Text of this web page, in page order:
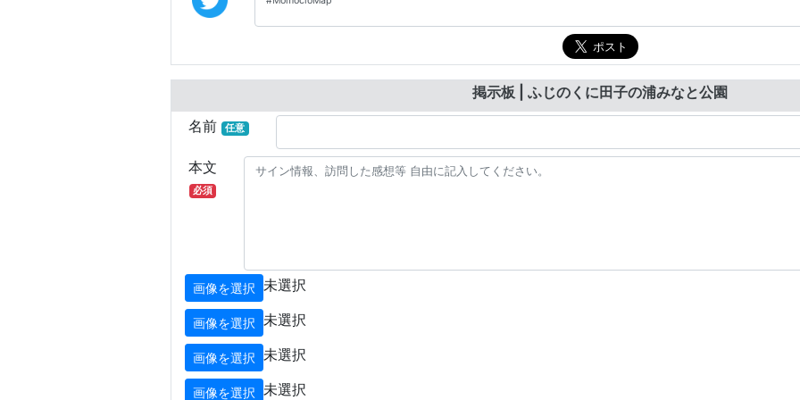
掲示板 | ふじのくに田子の浦みなと公園
名前
任意
本文
必須
画像を選択 未選択
画像を選択 未選択
画像を選択 未選択
画像を選択 未選択